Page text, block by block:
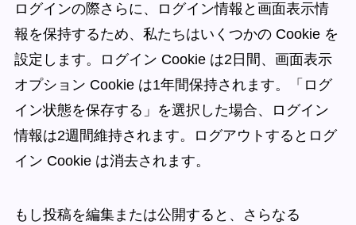
ログインの際さらに、ログイン情報と画面表示情
報を保持するため、私たちはいくつかの Cookie を
設定します。ログイン Cookie は2日間、画面表示
オプション Cookie は1年間保持されます。「ログ
イン状態を保存する」を選択した場合、ログイン
情報は2週間維持されます。ログアウトするとログ
イン Cookie は消去されます。
もし投稿を編集または公開すると、さらなる